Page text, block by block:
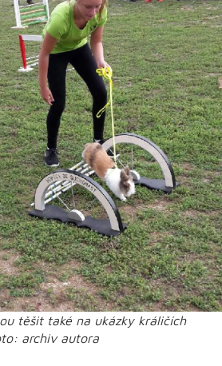
těšit také na ukázky králičích
archiv autora